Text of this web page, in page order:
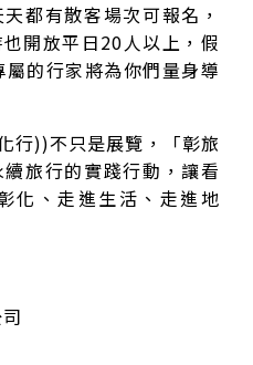
都有散客場次可報名，
開放平日20人以上，假
的行家將為你們量身導
行))不只是展覽，「彰旅
旅行的實踐行動，讓看
化、走進生活、走進地